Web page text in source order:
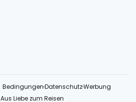
BedingungenDatenschutzWerbung
Aus Liebe zum Reisen